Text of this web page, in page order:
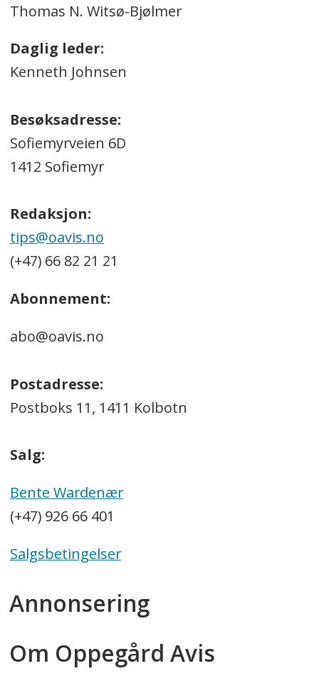
Thomas N. Witsø-Bjølmer
Daglig leder:
Kenneth Johnsen
Besøksadresse:
Sofiemyrveien 6D
1412 Sofiemyr
Redaksjon:
tips@oavis.no
(+47) 66 82 21 21
Abonnement:
abo@oavis.no
Postadresse:
Postboks 11, 1411 Kolbotn
Salg:
Bente Wardenær
(+47) 926 66 401
Salgsbetingelser
Annonsering
Om Oppegård Avis